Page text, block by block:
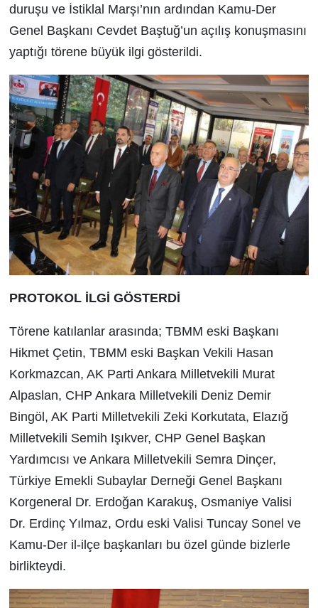
duruşu ve İstiklal Marşı’nın ardından Kamu-Der
Genel Başkanı Cevdet Baştuğ’un açılış konuşmasını
yaptığı törene büyük ilgi gösterildi.
PROTOKOL İLGİ GÖSTERDİ
Törene katılanlar arasında; TBMM eski Başkanı
Hikmet Çetin, TBMM eski Başkan Vekili Hasan
Korkmazcan, AK Parti Ankara Milletvekili Murat
Alpaslan, CHP Ankara Milletvekili Deniz Demir
Bingöl, AK Parti Milletvekili Zeki Korkutata, Elazığ
Milletvekili Semih Işıkver, CHP Genel Başkan
Yardımcısı ve Ankara Milletvekili Semra Dinçer,
Türkiye Emekli Subaylar Derneği Genel Başkanı
Korgeneral Dr. Erdoğan Karakuş, Osmaniye Valisi
Dr. Erdinç Yılmaz, Ordu eski Valisi Tuncay Sonel ve
Kamu-Der il-ilçe başkanları bu özel günde bizlerle
birlikteydi.